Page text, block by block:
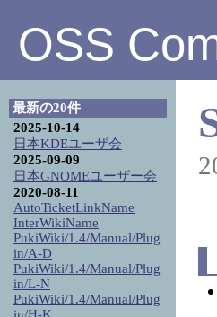
OSS
最新の20件
2025-10-14
日本KDEユーザ会
2025-09-09
日本GNOMEユーザー会
2020-08-11
AutoTicketLinkName
InterWikiName
PukiWiki/1.4/Manual/Plug
in/A-D
PukiWiki/1.4/Manual/Plug
in/L-N
PukiWiki/1.4/Manual/Plug
in/H-K